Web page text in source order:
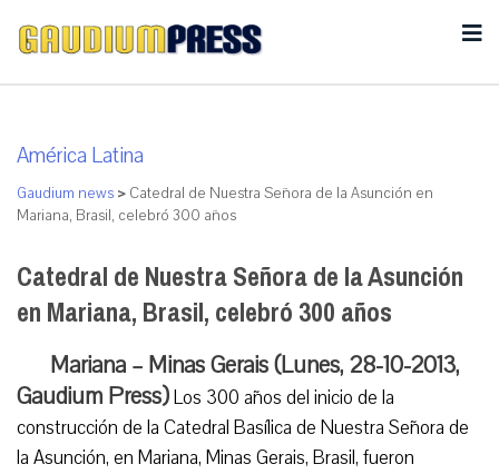
América Latina
Gaudium news > Catedral de Nuestra Señora de la Asunción en
Mariana, Brasil, celebró 300 años
Catedral de Nuestra Señora de la Asunción
en Mariana, Brasil, celebró 300 años
Mariana – Minas Gerais (Lunes, 28-10-2013,
Gaudium Press)Los 300 años del inicio de la
construcción de la Catedral Basílica de Nuestra Señora de
la Asunción, en Mariana, Minas Gerais, Brasil, fueron